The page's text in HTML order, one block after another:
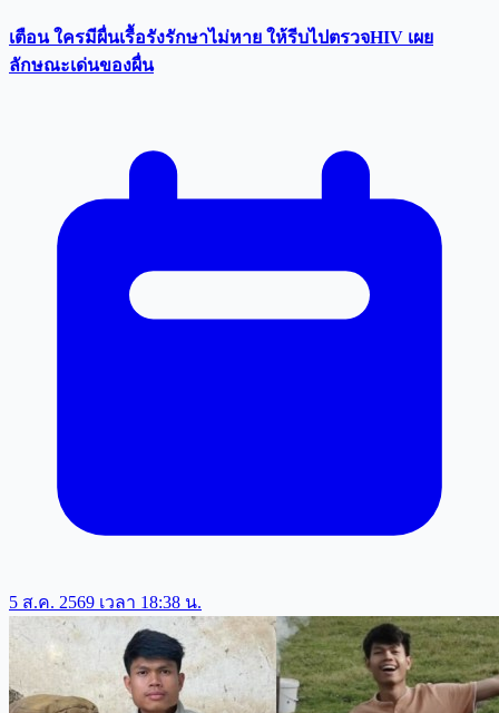
เตือน ใครมีผื่นเรื้อรังรักษาไม่หาย ให้รีบไปตรวจHIV เผย
ลักษณะเด่นของผื่น
5 ส.ค. 2569 เวลา 18:38 น.